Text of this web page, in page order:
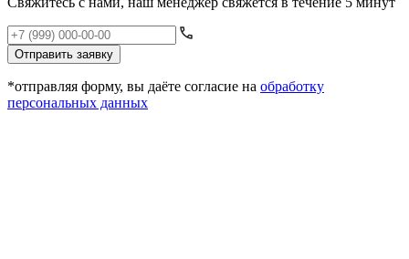
Отправить заявку
*отправляя форму, вы даёте согласие на обработку
персональных данных